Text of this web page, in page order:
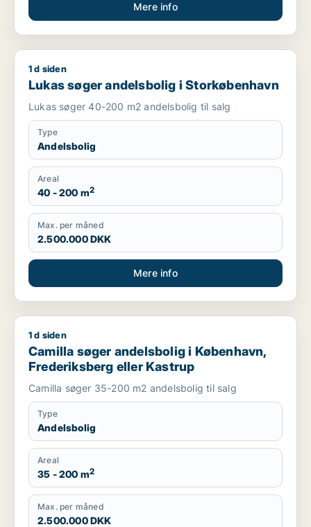
Mere info
Lukas søger andelsbolig i Storkøbenhavn
1 d siden
Lukas søger andelsbolig i Storkøbenhavn
Lukas søger 40-200 m2 andelsbolig til salg
Type
Andelsbolig
Areal
40 - 200 m2
Max. per måned
2.500.000 DKK
Mere info
Camilla søger andelsbolig i København, Frederiksberg eller
1 d siden
Camilla søger andelsbolig i København,
Frederiksberg eller Kastrup
Camilla søger 35-200 m2 andelsbolig til salg
Type
Andelsbolig
Areal
35 - 200 m2
Max. per måned
2.500.000 DKK